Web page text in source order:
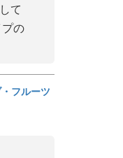
て
の
フルーツ